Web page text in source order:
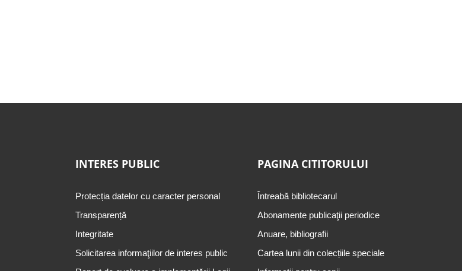
INTERES PUBLIC
Protecția datelor cu caracter personal
Transparență
Integritate
Solicitarea informaţiilor de interes public
PAGINA CITITORULUI
Întreabă bibliotecarul
Abonamente publicaţii periodice
Anuare, bibliografii
Cartea lunii din colecțiile speciale